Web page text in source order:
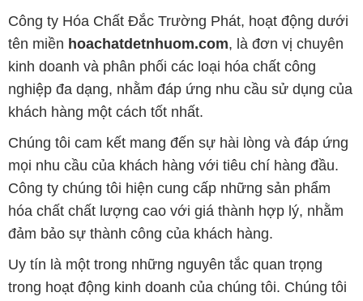
Công ty Hóa Chất Đắc Trường Phát, hoạt động dưới
tên miền hoachatdetnhuom.com, là đơn vị chuyên
kinh doanh và phân phối các loại hóa chất công
nghiệp đa dạng, nhằm đáp ứng nhu cầu sử dụng của
khách hàng một cách tốt nhất.
Chúng tôi cam kết mang đến sự hài lòng và đáp ứng
mọi nhu cầu của khách hàng với tiêu chí hàng đầu.
Công ty chúng tôi hiện cung cấp những sản phẩm
hóa chất chất lượng cao với giá thành hợp lý, nhằm
đảm bảo sự thành công của khách hàng.
Uy tín là một trong những nguyên tắc quan trọng
trong hoạt động kinh doanh của chúng tôi. Chúng tôi